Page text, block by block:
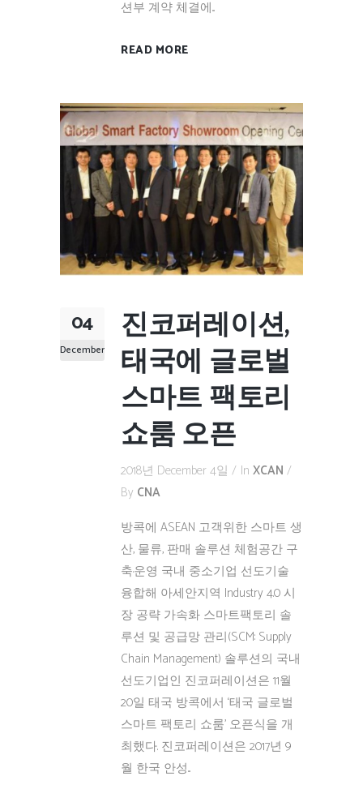
션부 계약 체결에...
READ MORE
04
December
진코퍼레이션,
태국에 글로벌
스마트 팩토리
쇼룸 오픈
2018년 December 4일 In XCAN
By CNA
방콕에 ASEAN 고객위한 스마트 생
산, 물류, 판매 솔루션 체험공간 구
축·운영 국내 중소기업 선도기술
융합해 아세안지역 Industry 4.0 시
장 공략 가속화 스마트팩토리 솔
루션 및 공급망 관리(SCM: Supply
Chain Management) 솔루션의 국내
선도기업인 진코퍼레이션은 11월
20일 태국 방콕에서 ‘태국 글로벌
스마트 팩토리 쇼룸’ 오픈식을 개
최했다. 진코퍼레이션은 2017년 9
월 한국 안성...